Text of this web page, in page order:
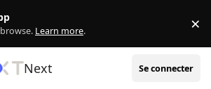
Learn more. ×
Next Se connecter